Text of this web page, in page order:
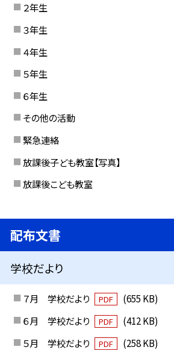
２年生
３年生
４年生
５年生
６年生
その他の活動
緊急連絡
放課後子ども教室【写真】
放課後こども教室
配布文書
学校だより
７月 学校だより PDF
(655 KB)
６月 学校だより
PDF
(412 KB)
５月 学校だより
PDF (258 KB)